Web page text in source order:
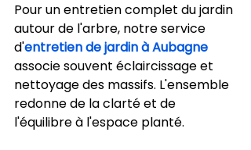
Pour un entretien complet du jardin
autour de l'arbre, notre service
d'entretien de jardin à Aubagne
associe souvent éclaircissage et
nettoyage des massifs. L'ensemble
redonne de la clarté et de
l'équilibre à l'espace planté.